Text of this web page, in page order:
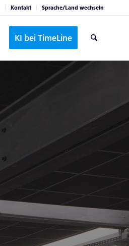
Kontakt Sprache/Land wechseln
KI bei TimeLine